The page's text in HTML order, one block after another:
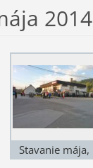
2014
Stavanie mája,